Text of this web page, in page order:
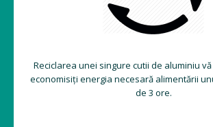
Reciclarea unei singure cutii de aluminiu
economisiți energia necesară alimentării
de 3 ore.